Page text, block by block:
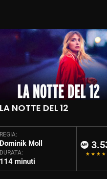
LA NOTTE DEL 12
REGIA:
Dominik Moll
DURATA:
114 minuti